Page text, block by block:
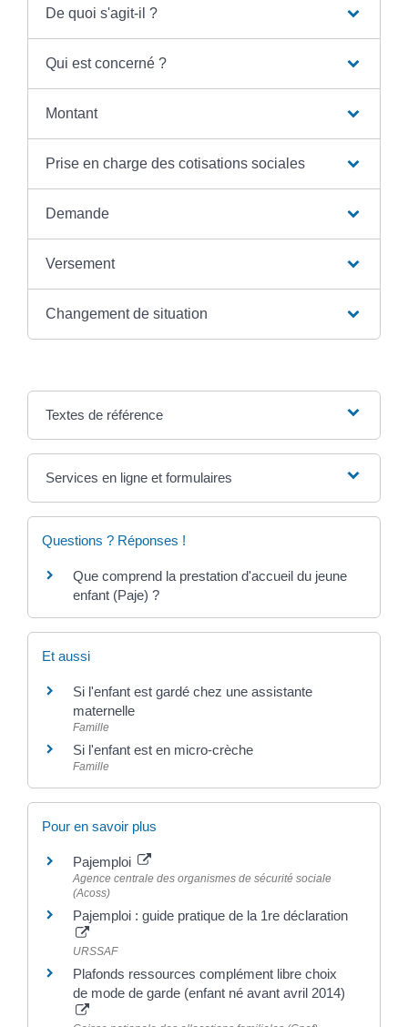
De quoi s'agit-il ?
Qui est concerné ?
Montant
Prise en charge des cotisations sociales
Demande
Versement
Changement de situation
Textes de référence
Services en ligne et formulaires
Questions ? Réponses !
Que comprend la prestation d'accueil du jeune
enfant (Paje) ?
Et aussi
Si l'enfant est gardé chez une assistante
maternelle
Famille
Si l'enfant est en micro-crèche
Famille
Pour en savoir plus
Pajemploi
Agence centrale des organismes de sécurité sociale
(Acoss)
Pajemploi : guide pratique de la 1re déclaration
URSSAF
Plafonds ressources complément libre choix
de mode de garde (enfant né avant avril 2014)